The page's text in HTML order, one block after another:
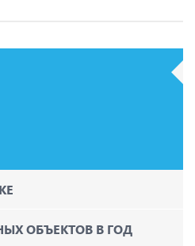
ОБЪЕКТОВ В ГОД